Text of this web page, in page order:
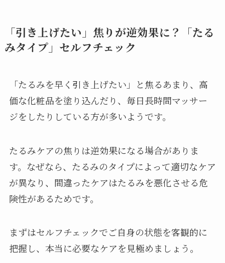
「引き上げたい」焦りが逆効果に？「たる
みタイプ」セルフチェック
「たるみを早く引き上げたい」と焦るあまり、高
価な化粧品を塗り込んだり、毎日長時間マッサー
ジをしたりしている方が多いようです。
たるみケアの焦りは逆効果になる場合がありま
す。なぜなら、たるみのタイプによって適切なケア
が異なり、間違ったケアはたるみを悪化させる危
険性があるためです。
まずはセルフチェックでご自身の状態を客観的に
把握し、本当に必要なケアを見極めましょう。